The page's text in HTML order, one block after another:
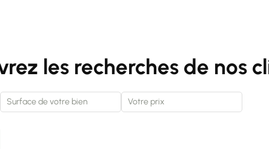
les recherches de nos